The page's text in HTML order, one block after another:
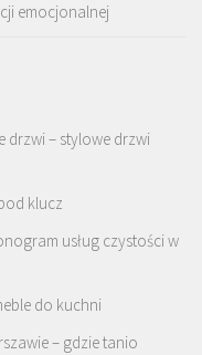
emocjonalnej
drzwi – stylowe drzwi
klucz
usług czystości w
do kuchni
– gdzie tanio